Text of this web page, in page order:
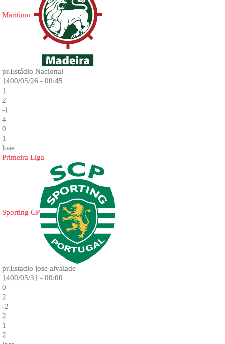
Maritimo
pr.Estádio Nacional
1400/05/26 - 00:45
1
2
-1
4
0
1
lose
Primeira Liga
Sporting CP
pr.Estadio jose alvalade
1400/05/31 - 00:00
0
2
-2
2
1
2